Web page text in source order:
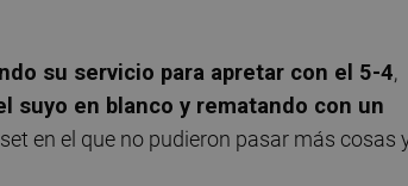
su servicio para apretar con el 5-4,
suyo en blanco y rematando con un
en el que no pudieron pasar más cosas